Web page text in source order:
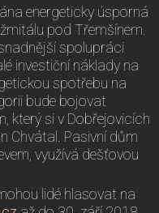
energeticky úsporná
pod Třemšínem.
spolupráci
investiční náklady na
spotřebu na
bude bojovat
který si v Dobřejovicích
Chvátal. Pasivní dům
využívá dešťovou
lidé hlasovat na